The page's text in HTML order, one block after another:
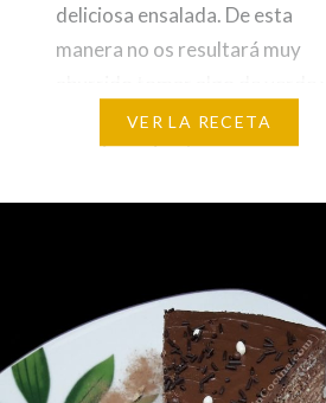
deliciosa ensalada. De esta
manera no os resultará muy
más de alguna/o de vosotras/os
os animareis a tomar
VER LA RECETA